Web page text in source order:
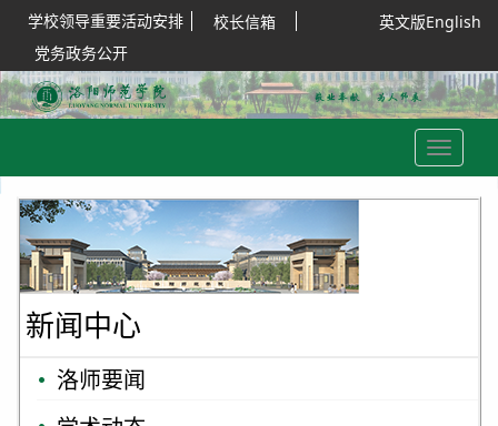
学校领导重要活动安排
校长信箱
党务政务公开
英文版English
Toggle
navigation
新闻中心
洛师要闻